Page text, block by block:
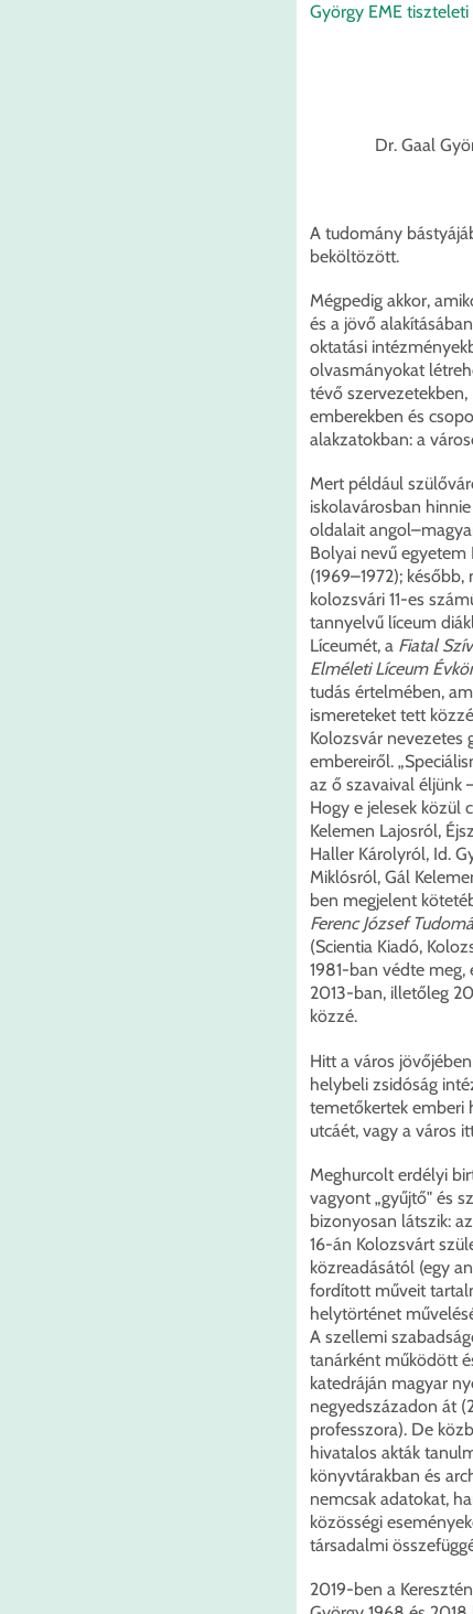
György EME
Dr. Gaal
A tudomány
beköltözött.
Mégpedig akkor,
és a jövő
oktatási
olvasmányokat
tévő
emberekben és
alakzatokban: a
Mert például
iskolavárosban
oldalait
Bolyai nevű
(1969–1972);
kolozsvári 11-es
tannyelvű líceum
Líceumét, a Fiatal
Elméleti Líceum
tudás értelmében,
ismereteket tett
Kolozsvár nevezetes
embereiről.
az ő szavaival éljünk
Hogy e jelesek közül
Kelemen Lajosról,
Haller Károlyról, Id.
Miklósról, Gál
ben megjelent
Ferenc József
(Scientia Kiadó,
1981-ban védte
2013-ban, illetőleg
közzé.
Hitt a város
helybeli zsidóság
temetőkertek emberi
utcáét, vagy a város
Meghurcolt erdélyi
vagyont „gyűjtő" és
bizonyosan látszik:
16-án Kolozsvárt
közreadásától (egy
fordított műveit
helytörténet
A szellemi
tanárként működött
katedráján magyar
negyedszázadon át
professzora). De
hivatalos akták
könyvtárakban és
nemcsak adatokat,
közösségi
társadalmi
2019-ben a